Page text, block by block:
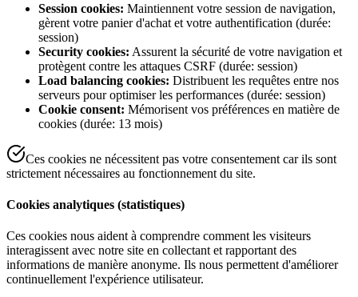
Session cookies: Maintiennent votre session de navigation,
gèrent votre panier d'achat et votre authentification (durée:
session)
Security cookies: Assurent la sécurité de votre navigation et
protègent contre les attaques CSRF (durée: session)
Load balancing cookies: Distribuent les requêtes entre nos
serveurs pour optimiser les performances (durée: session)
Cookie consent: Mémorisent vos préférences en matière de
cookies (durée: 13 mois)
Ces cookies ne nécessitent pas votre consentement car ils sont
strictement nécessaires au fonctionnement du site.
Cookies analytiques (statistiques)
Ces cookies nous aident à comprendre comment les visiteurs
interagissent avec notre site en collectant et rapportant des
informations de manière anonyme. Ils nous permettent d'améliorer
continuellement l'expérience utilisateur.